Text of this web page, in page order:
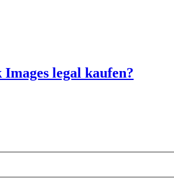
legal kaufen?